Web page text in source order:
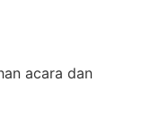
acara dan